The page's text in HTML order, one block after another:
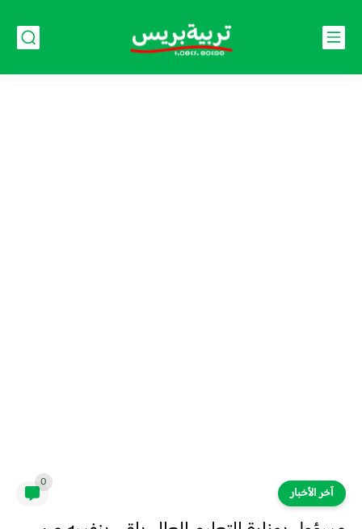
آخر الأخبار
0